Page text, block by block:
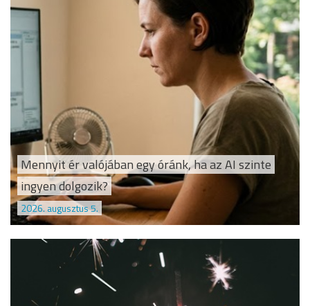
Mennyit ér valójában egy óránk, ha az AI szinte
ingyen dolgozik?
2026. augusztus 5.